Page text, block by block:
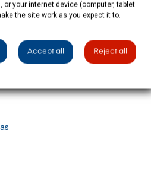
pasar esta oportunidad!.
te interese visualizar):
or your internet device (computer, tablet
the site work as you expect it to.
Accept all Reject all